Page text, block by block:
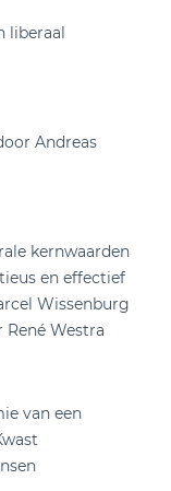
liberaal
Andreas
kernwaarden
en effectief
Wissenburg
Westra
van een